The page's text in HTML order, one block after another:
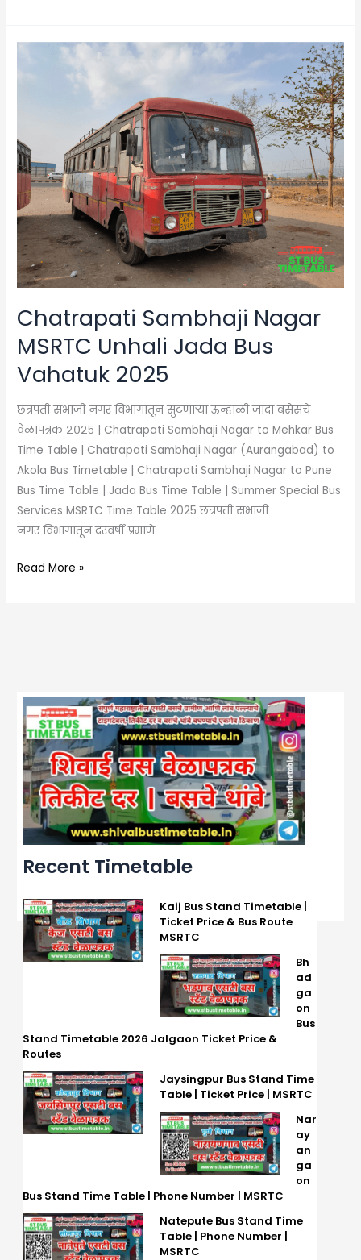
Chatrapati Sambhaji Nagar
MSRTC Unhali Jada Bus
Vahatuk 2025
छत्रपती संभाजी नगर विभागातून सुटणाऱ्या ऊन्हाळी जादा बसेसचे
वेळापत्रक २०२५ | Chatrapati Sambhaji Nagar to Mehkar Bus
Time Table | Chatrapati Sambhaji Nagar (Aurangabad) to
Akola Bus Timetable | Chatrapati Sambhaji Nagar to Pune
Bus Time Table | Jada Bus Time Table | Summer Special Bus
Services MSRTC Time Table 2025 छत्रपती संभाजी
नगर विभागातून दरवर्षी प्रमाणे
Chatrapati
Jada
Bus
Vahatuk
2025
Read More »
Recent Timetable
Kaij Bus Stand Timetable |
Ticket Price & Bus Route
MSRTC
Bh
ad
ga
on
Bus
Stand Timetable 2026 Jalgaon Ticket Price &
Routes
Jaysingpur Bus Stand Time
Table | Ticket Price | MSRTC
Nar
ay
an
ga
on
Bus Stand Time Table | Phone Number | MSRTC
Natepute Bus Stand Time
Table | Phone Number |
MSRTC